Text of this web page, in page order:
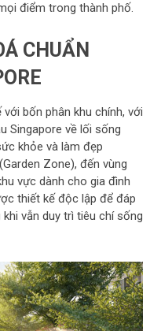
điểm trong thành phố.
CHUẨN
bốn phân khu chính, với
Singapore về lối sống
khỏe và làm đẹp
Zone), đến vùng
vực dành cho gia đình
thiết kế độc lập để đáp
vẫn duy trì tiêu chí sống